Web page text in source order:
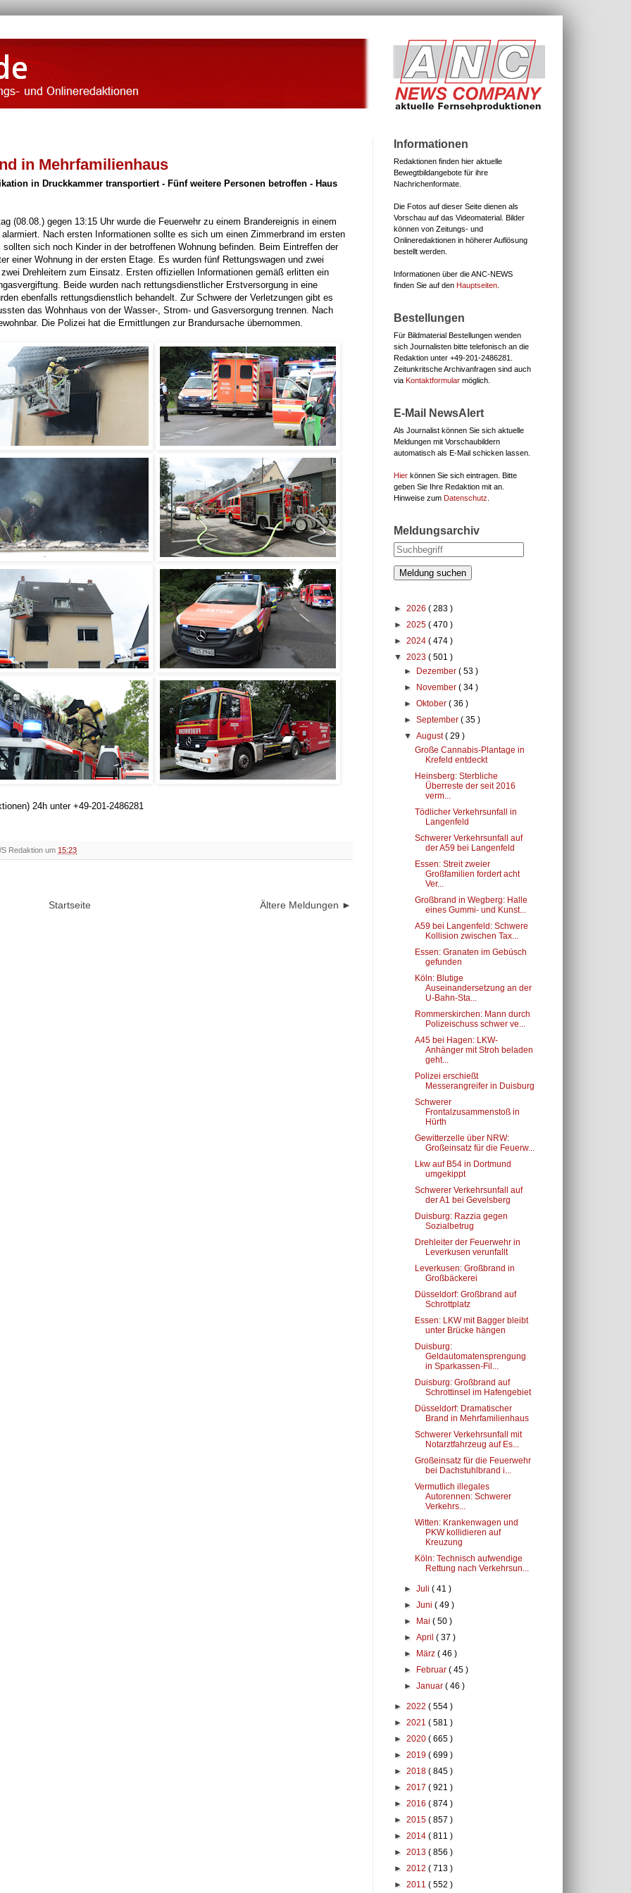
in Mehrfamilienhaus
in Druckkammer transportiert - Fünf weitere Personen betroffen - Haus
(08.08.) gegen 13:15 Uhr wurde die Feuerwehr zu einem Brandereignis in einem
Nach ersten Informationen sollte es sich um einen Zimmerbrand im ersten
sich noch Kinder in der betroffenen Wohnung befinden. Beim Eintreffen der
einer Wohnung in der ersten Etage. Es wurden fünf Rettungswagen und zwei
Drehleitern zum Einsatz. Ersten offiziellen Informationen gemäß erlitten ein
Beide wurden nach rettungsdienstlicher Erstversorgung in eine
ebenfalls rettungsdienstlich behandelt. Zur Schwere der Verletzungen gibt es
das Wohnhaus von der Wasser-, Strom- und Gasversorgung trennen. Nach
Die Polizei hat die Ermittlungen zur Brandursache übernommen.
24h unter +49-201-2486281
Redaktion um 15:23
Ältere Meldungen ►
Startseite
Informationen
Redaktionen finden hier aktuelle
Bewegtbildangebote für ihre
Nachrichenformate.
Die Fotos auf dieser Seite dienen als
Vorschau auf das Videomaterial. Bilder
können von Zeitungs- und
Onlineredaktionen in höherer Auflösung
bestellt werden.
Informationen über die ANC-NEWS
finden Sie auf den Hauptseiten
Bestellungen
Für Bildmaterial Bestellungen wenden
sich Journalisten bitte telefonisch an die
Redaktion unter +49-201-2486281.
Zeitunkritsche Archivanfragen sind auch
via Kontaktformular möglich.
E-Mail NewsAlert
Als Journalist können Sie sich aktuelle
Meldungen mit Vorschaubildern
automatisch als E-Mail schicken lassen.
Hier können Sie sich eintragen. Bitte
geben Sie Ihre Redaktion mit an.
Hinweise zum Datenschutz
Meldungsarchiv
Meldung suchen
► 2026 ( 283 )
► 2025 ( 470 )
► 2024 ( 474 )
▼ 2023 ( 501 )
►
Dezember( 53 )
►
November( 34 )
►Oktober( 36 )
►September( 35 )
▼August( 29 )
Große Cannabis-Plantage in
Krefeld entdeckt
Heinsberg: Sterbliche
Überreste der seit 2016
verm...
Tödlicher Verkehrsunfall in
Langenfeld
Schwerer Verkehrsunfall auf
der A59 bei Langenfeld
Essen: Streit zweier
Großfamilien fordert acht
Ver...
Großbrand in Wegberg: Halle
eines Gummi- und Kunst...
A59 bei Langenfeld: Schwere
Kollision zwischen Tax...
Essen: Granaten im Gebüsch
gefunden
Köln: Blutige
Auseinandersetzung an der
U-Bahn-Sta...
Rommerskirchen: Mann durch
Polizeischuss schwer ve...
A45 bei Hagen: LKW-
Anhänger mit Stroh beladen
geht...
Polizei erschießt
Messerangreifer in Duisburg
Schwerer
Frontalzusammenstoß in
Hürth
Gewitterzelle über NRW:
Großeinsatz für die Feuerw...
Lkw auf B54 in Dortmund
umgekippt
Schwerer Verkehrsunfall auf
der A1 bei Gevelsberg
Duisburg: Razzia gegen
Sozialbetrug
Drehleiter der Feuerwehr in
Leverkusen verunfallt
Leverkusen: Großbrand in
Großbäckerei
Düsseldorf: Großbrand auf
Schrottplatz
Essen: LKW mit Bagger bleibt
unter Brücke hängen
Duisburg:
Geldautomatensprengung
in Sparkassen-Fil...
Duisburg: Großbrand auf
Schrottinsel im Hafengebiet
Düsseldorf: Dramatischer
Brand in Mehrfamilienhaus
Schwerer Verkehrsunfall mit
Notarztfahrzeug auf Es...
Großeinsatz für die Feuerwehr
bei Dachstuhlbrand i...
Vermutlich illegales
Autorennen: Schwerer
Verkehrs...
Witten: Krankenwagen und
PKW kollidieren auf
Kreuzung
Köln: Technisch aufwendige
Rettung nach Verkehrsun...
►Juli( 41 )
►Juni( 49 )
►
Mai( 50 )
►April( 37 )
►
März( 46 )
►
Februar( 45 )
►Januar( 46 )
► 2022 ( 554 )
► 2021 ( 581 )
► 2020 ( 665 )
► 2019 ( 699 )
► 2018 ( 845 )
► 2017 ( 921 )
► 2016 ( 874 )
► 2015 ( 857 )
► 2014 ( 811 )
► 2013 ( 856 )
► 2012 ( 713 )
► 2011 ( 552 )